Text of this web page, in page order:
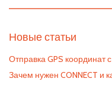
Новые статьи
Отправка GPS координат
Зачем нужен CONNECT и